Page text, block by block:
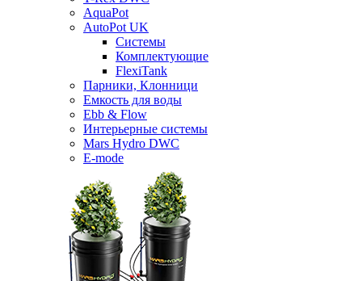
AquaPot
AutoPot UK
Системы
Комплектующие
FlexiTank
Парники, Клонници
Емкость для воды
Ebb & Flow
Интерьерные системы
Mars Hydro DWC
E-mode